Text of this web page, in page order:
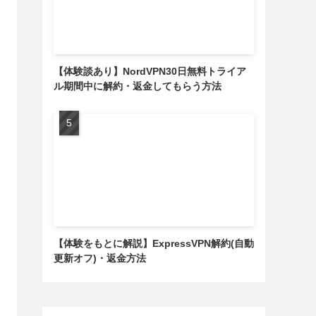
【体験談あり】NordVPN30日無料トライア
ル期間中に解約・返金してもらう方法
【体験をもとに解説】ExpressVPN解約(自動
更新オフ)・返金方法